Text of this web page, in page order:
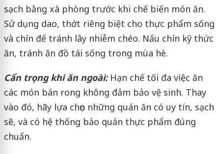
sạch bằng xà phòng trước khi chế biến món ăn.
Sử dụng dao, thớt riêng biệt cho thực phẩm sống
và chín để tránh lây nhiễm chéo. Nấu chín kỹ thức
ăn, tránh ăn đồ tái sống trong mùa hè.
Cẩn trọng khi ăn ngoài:Hạn chế tối đa việc ăn
các món bán rong không đảm bảo vệ sinh. Thay
vào đó, hãy lựa chọn những quán ăn có uy tín, sạch
sẽ, và có hệ thống bảo quản thực phẩm đúng
chuẩn.